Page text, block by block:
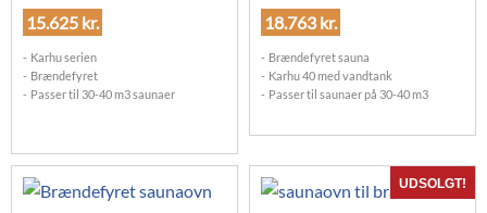
15.625 kr.
Karhu serien
Brændefyret
Passer til 30-40 m3 saunaer
18.763kr.
Brændefyret sauna
Karhu 40 med vandtank
Passer til saunaer på 30-40 m3
UDSOLGT!